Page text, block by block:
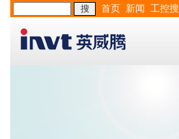
首页 新闻 工控搜